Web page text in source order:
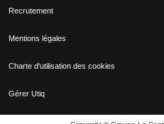
Recrutement
Mentions légales
Charte d'utilisation des cookies
Gérer Utiq